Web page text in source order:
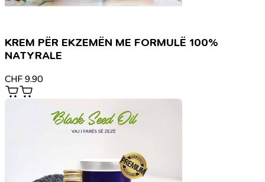
KREM PËR EKZEMËN ME FORMULË 100%
NATYRALE
CHF 9.90